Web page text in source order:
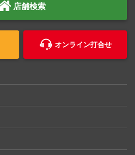
店舗検索
オンライン打合せ